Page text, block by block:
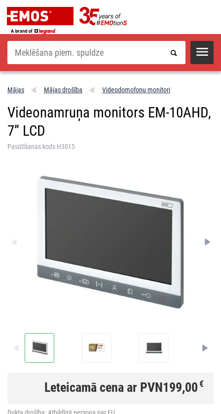
Meklēšana
Mājas Mājas drošība Videodomofonu monitori
Videonamruņa monitors EM-10AHD,
7” LCD
Pasūtīšanas kods H3015
Leteicamā cena ar PVN199,00€
Dukta drošība:Atbildīgā persona par EU